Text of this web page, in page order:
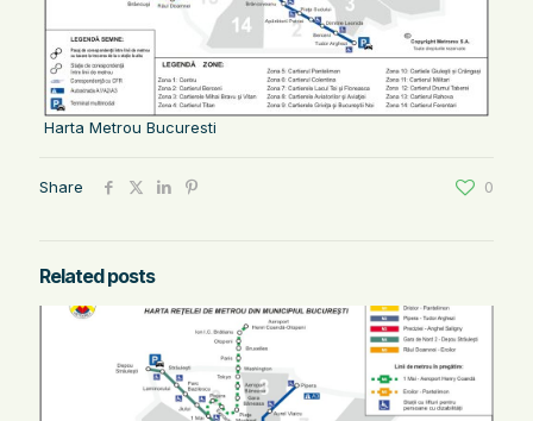
Harta Metrou Bucuresti
Share 0
Related posts